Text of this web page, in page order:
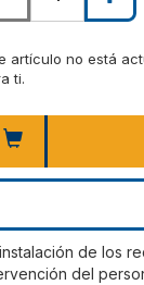
artículo no está
ti.
de los
del